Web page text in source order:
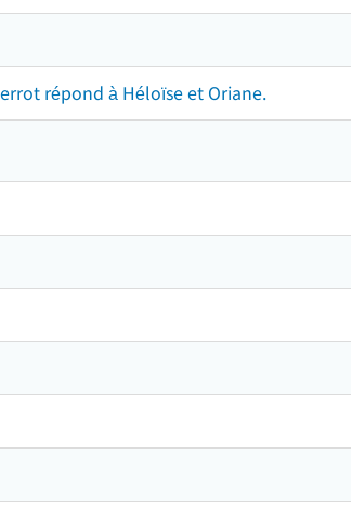
répond à Héloïse et Oriane.